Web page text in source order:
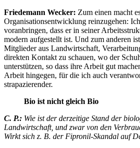
Friedemann Wecker: Zum einen macht
Organisationsentwicklung reinzugehen:
voranbringen, dass er in seiner
modern aufgestellt ist. Und zum anderen
Mitglieder aus Landwirtschaft,
direkten Kontakt zu schauen, wo der
unterstützen, so dass ihre Arbeit gut
Arbeit hingegen, für die ich auch
strapazierender.
Bio ist nicht gleich Bio
C. P.: Wie ist der derzeitige Stand der
Landwirtschaft, und zwar von den
Wirkt sich z. B. der Fipronil-Skandal auf